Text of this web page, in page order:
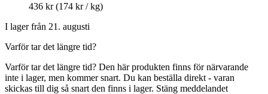
436 kr(174 kr / kg)
I lager från 21. augusti
Varför tar det längre tid?
Varför tar det längre tid? Den här produkten finns för närvarande
inte i lager, men kommer snart. Du kan beställa direkt - varan
skickas till dig så snart den finns i lager. Stäng meddelandet